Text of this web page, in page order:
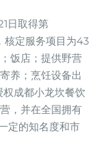
日取得第
核定服务项目为43
饭店；提供野营
养；烹饪设备出
成都小龙坎餐饮
，并在全国拥有
定的知名度和市